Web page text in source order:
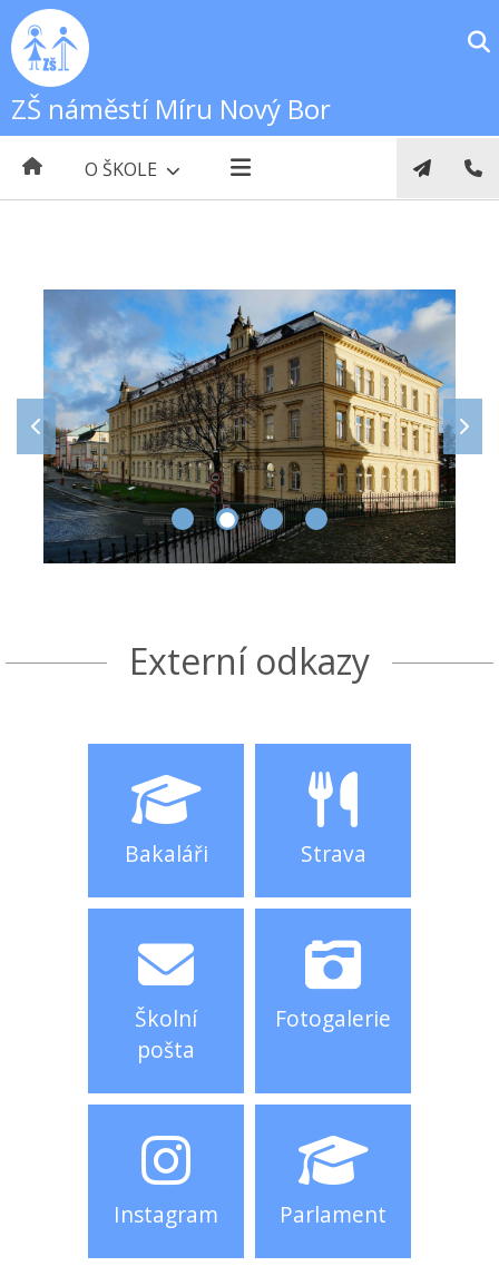
ZŠ náměstí Míru Nový Bor
O ŠKOLE
Externí odkazy
Bakaláři Strava
Školní
pošta
Fotogalerie
Instagram Parlament